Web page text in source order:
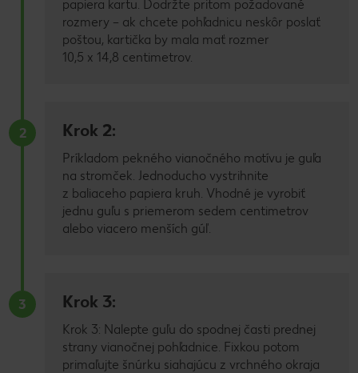
papiera kartu. Dodržte pritom požadované
rozmery – ak chcete pohľadnicu neskôr poslať
poštou, kartička by mala mať rozmer
10,5 x 14,8 centimetrov.
2 Krok 2:
Príkladom pekného vianočného motívu je guľa
na stromček. Jednoducho vystrihnite
z baliaceho papiera kruh. Vhodné je vyrobiť
jednu guľu s priemerom sedem centimetrov
alebo viacero menších gúľ.
3 Krok 3:
Krok 3: Nalepte guľu do spodnej časti prednej
strany vianočnej pohľadnice. Fixkou potom
primaľujte šnúrku siahajúcu z vrchného okraja